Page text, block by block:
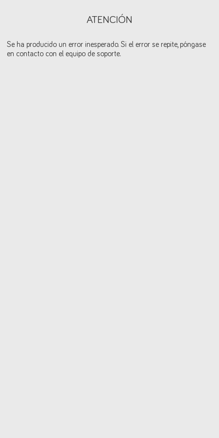
ATENCIÓN
Se ha producido un error inesperado. Si el error se repite, póngase
en contacto con el equipo de soporte.